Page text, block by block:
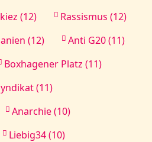
(12)
Rassismus (12)
(12)
Anti G20 (11)
Boxhagener Platz (11)
(11)
Anarchie (10)
Liebig34 (10)